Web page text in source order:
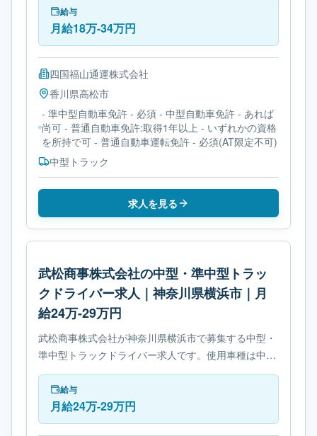
す。必要免許は- 準中型自動車免許です。
給与
月給18万-34万円
四国福山通運株式会社
香川県高松市
- 準中型自動車免許 - 必須 - 中型自動車免許 - あれば
尚可 - 普通自動車免許:取得1年以上 - いずれかの資格
を所持で可 - 普通自動車運転免許 - 必須(AT限定不可)
中型トラック
求人を見る
武松商事株式会社の中型・準中型トラッ
クドライバー求人｜神奈川県横浜市｜月
給24万-29万円
武松商事株式会社が神奈川県横浜市で募集する中型・
準中型トラックドライバー求人です。使用車種は中型
トラックです。勤務時間は- 変形労働時間制です。必
要免許は中型自動車免許です。
給与
月給24万-29万円